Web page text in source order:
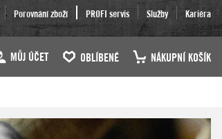
Porovnání zboží PROFI servis Služby Kariéra
MŮJ ÚČET OBLÍBENÉ NÁKUPNÍ KOŠÍK